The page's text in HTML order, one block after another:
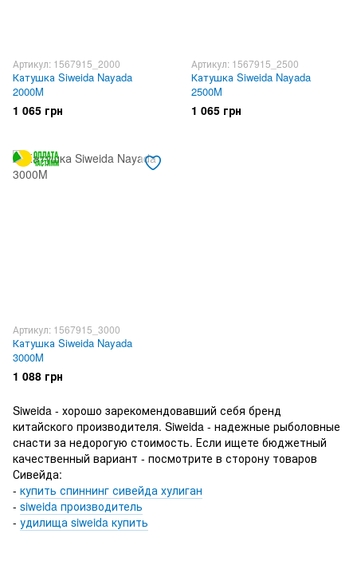
Артикул: 1567915_2000
Катушка Siweida Nayada
2000M
1 065 грн
Артикул: 1567915_2500
Катушка Siweida Nayada
2500M
1 065 грн
Артикул: 1567915_3000
Катушка Siweida Nayada
3000M
1 088 грн
Siweida - хорошо зарекомендовавший себя бренд
китайского производителя. Siweida - надежные рыболовные
снасти за недорогую стоимость. Если ищете бюджетный
качественный вариант - посмотрите в сторону товаров
Сивейда:
- купить спиннинг сивейда хулиган
- siweida производитель
- удилища siweida купить